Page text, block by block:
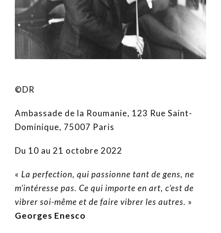
©DR
Ambassade de la Roumanie, 123 Rue Saint-
Dominique, 75007 Paris
Du 10 au 21 octobre 2022
« La perfection, qui passionne tant de gens, ne
m’intéresse pas. Ce qui importe en art, c’est de
vibrer soi-même et de faire vibrer les autres. »
Georges Enesco